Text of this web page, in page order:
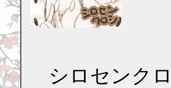
シロセンク